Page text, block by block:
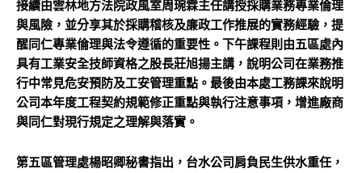
接續由雲林地方法院政風室周琬霖主任講授採購業務專業倫理
與風險，並分享其於採購稽核及廉政工作推展的實務經驗，提
醒同仁專業倫理與法令遵循的重要性。下午課程則由五區處內
具有工業安全技師資格之股長莊旭揚主講，說明公司在業務推
行中常見危安預防及工安管理重點。最後由本處工務課來說明
公司本年度工程契約規範修正重點與執行注意事項，增進廠商
與同仁對現行規定之理解與落實。
第五區管理處楊昭卿秘書指出，台水公司肩負民生供水重任，